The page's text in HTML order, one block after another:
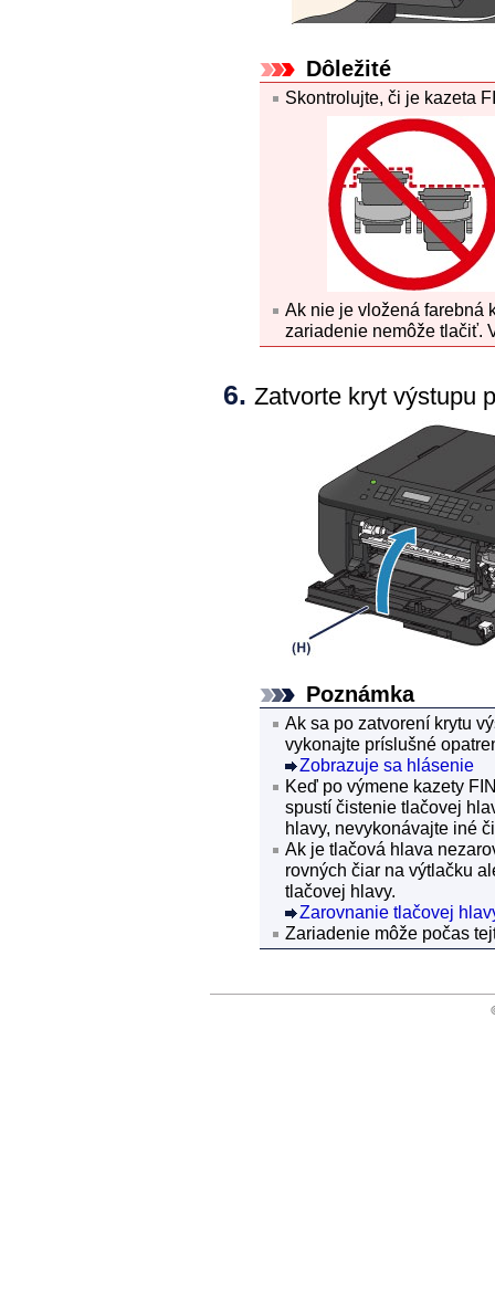
Dôležité
Skontrolujte, či je kazeta
Ak nie je vložená farebná
zariadenie nemôže tlačiť.
Zatvorte kryt výstupu
Poznámka
Ak sa po zatvorení krytu
vykonajte príslušné
Zobrazuje sa hlásenie
Keď po výmene kazety
spustí čistenie tlačovej
hlavy, nevykonávajte iné
Ak je tlačová hlava
rovných čiar na výtlačku
tlačovej hlavy.
Zarovnanie tlačovej
Zariadenie môže počas